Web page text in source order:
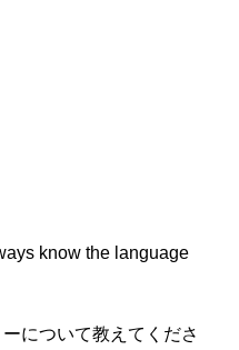
know the language
について教えてくださ